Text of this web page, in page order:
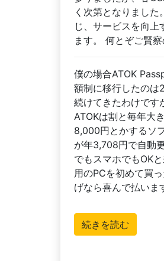
く次第となりまし
じ、サービスを向
ます。 何とぞご賢
僕の場合ATOK
額制に移行したのは
続けてきたわけです
ATOKは割と毎年大
8,000円とかするソ
が年3,708円で自動
でもスマホでもOK
用のPCを初めて買
げなら喜んで払いま
続きを読む